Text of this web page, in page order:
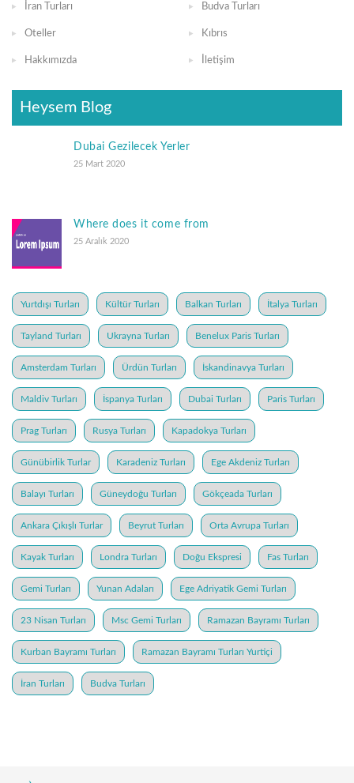
İran Turları Budva Turları
Oteller Kıbrıs
Hakkımızda İletişim
Heysem Blog
Dubai Gezilecek Yerler
25 Mart 2020
Where does it come from
25 Aralık 2020
Yurtdışı Turları Kültür Turları Balkan Turları İtalya Turları
Tayland Turları Ukrayna Turları Benelux Paris Turları
Amsterdam Turları Ürdün Turları İskandinavya Turları
Maldiv Turları İspanya Turları Dubai Turları Paris Turları
Prag Turları Rusya Turları Kapadokya Turları
Günübirlik Turlar Karadeniz Turları Ege Akdeniz Turları
Balayı Turları Güneydoğu Turları Gökçeada Turları
Ankara Çıkışlı Turlar Beyrut Turları Orta Avrupa Turları
Kayak Turları Londra Turları Doğu Ekspresi Fas Turları
Gemi Turları Yunan Adaları Ege Adriyatik Gemi Turları
23 Nisan Turları Msc Gemi Turları Ramazan Bayramı Turları
Kurban Bayramı Turları Ramazan Bayramı Turları Yurtiçi
İran Turları Budva Turları